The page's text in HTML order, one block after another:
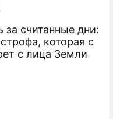
за считанные дни:
которая с
с лица Земли
дай вам бог
приехал и
эпоху. А от
результат.